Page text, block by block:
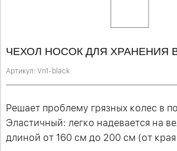
ЧЕХОЛ НОСОК ДЛЯ ХРАНЕНИЯ
Артикул: Vn1-black
Решает проблему грязных колес в
Эластичный: легко надевается на
длиной от 160 см до 200 см (от